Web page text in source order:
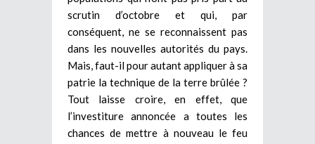
scrutin d’octobre et qui, par
conséquent, ne se reconnaissent pas
dans les nouvelles autorités du pays.
Mais, faut-il pour autant appliquer à sa
patrie la technique de la terre brûlée ?
Tout laisse croire, en effet, que
l’investiture annoncée a toutes les
chances de mettre à nouveau le feu